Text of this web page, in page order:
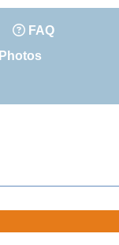
FAQ
Photos